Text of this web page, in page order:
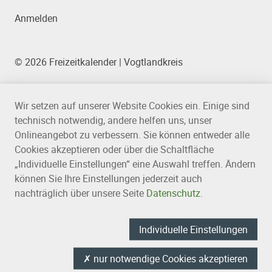
Anmelden
© 2026 Freizeitkalender | Vogtlandkreis
Wir setzen auf unserer Website Cookies ein. Einige sind
technisch notwendig, andere helfen uns, unser
Onlineangebot zu verbessern. Sie können entweder alle
Cookies akzeptieren oder über die Schaltfläche
„Individuelle Einstellungen“ eine Auswahl treffen. Ändern
können Sie Ihre Einstellungen jederzeit auch
nachträglich über unsere Seite Datenschutz.
Individuelle Einstellungen
✗ nur notwendige Cookies akzeptieren